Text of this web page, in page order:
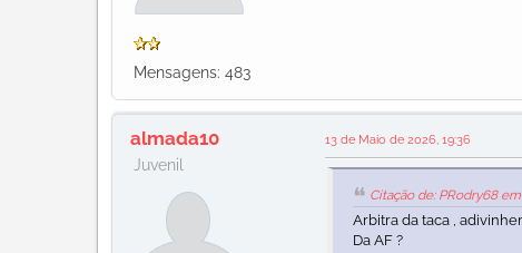
Mensagens: 483
almada10
Juvenil
13 de Maio de 2026, 19:36
Citação de: PRodry68
Arbitra da taca ,
Da AF ?